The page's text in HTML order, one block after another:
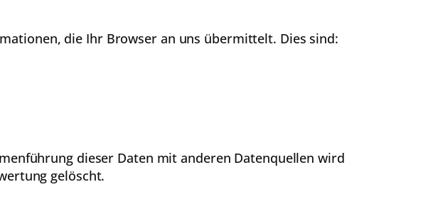
die Ihr Browser an uns übermittelt. Dies sind:
dieser Daten mit anderen Datenquellen wird
gelöscht.